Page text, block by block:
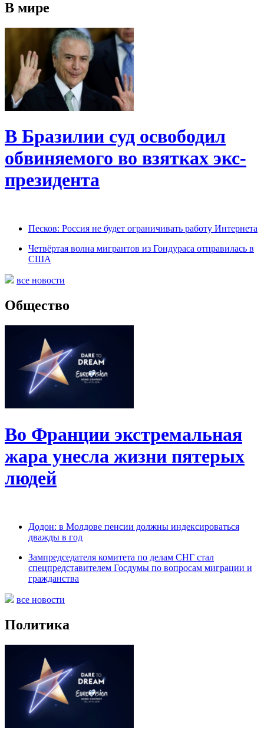
В мире
В Бразилии суд освободил
обвиняемого во взятках экс-
президента
Песков: Россия не будет ограничивать работу Интернета
Четвёртая волна мигрантов из Гондураса отправилась в
США
все новости
Общество
Во Франции экстремальная
жара унесла жизни пятерых
людей
Додон: в Молдове пенсии должны индексироваться
дважды в год
Зампредседателя комитета по делам СНГ стал
спецпредставителем Госдумы по вопросам миграции и
гражданства
все новости
Политика